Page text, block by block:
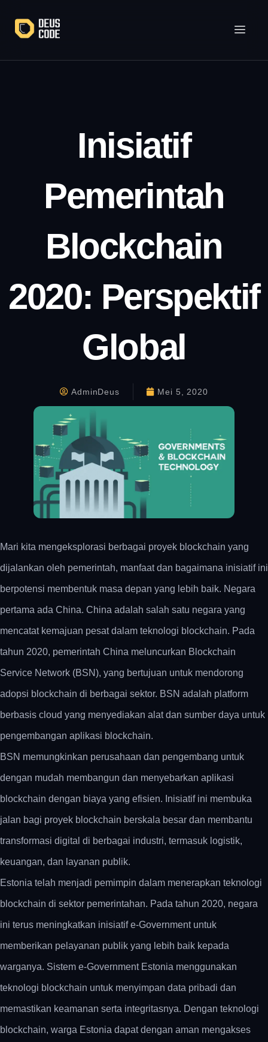
konten
Inisiatif
Pemerintah
Blockchain
2020: Perspektif
Global
AdminDeus Mei 5, 2020
Mari kita mengeksplorasi berbagai proyek blockchain yang
dijalankan oleh pemerintah, manfaat dan bagaimana inisiatif ini
berpotensi membentuk masa depan yang lebih baik. Negara
pertama ada China. China adalah salah satu negara yang
mencatat kemajuan pesat dalam teknologi blockchain. Pada
tahun 2020, pemerintah China meluncurkan Blockchain
Service Network (BSN), yang bertujuan untuk mendorong
adopsi blockchain di berbagai sektor. BSN adalah platform
berbasis cloud yang menyediakan alat dan sumber daya untuk
pengembangan aplikasi blockchain.
BSN memungkinkan perusahaan dan pengembang untuk
dengan mudah membangun dan menyebarkan aplikasi
blockchain dengan biaya yang efisien. Inisiatif ini membuka
jalan bagi proyek blockchain berskala besar dan membantu
transformasi digital di berbagai industri, termasuk logistik,
keuangan, dan layanan publik.
Estonia telah menjadi pemimpin dalam menerapkan teknologi
blockchain di sektor pemerintahan. Pada tahun 2020, negara
ini terus meningkatkan inisiatif e-Government untuk
memberikan pelayanan publik yang lebih baik kepada
warganya. Sistem e-Government Estonia menggunakan
teknologi blockchain untuk menyimpan data pribadi dan
memastikan keamanan serta integritasnya. Dengan teknologi
blockchain, warga Estonia dapat dengan aman mengakses